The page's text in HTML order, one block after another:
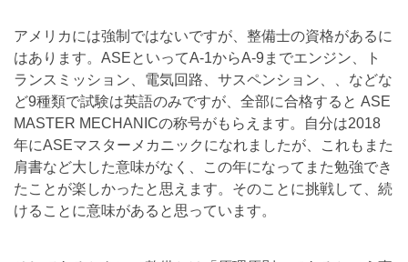
アメリカには強制ではないですが、 整備士の資格があるに
はあります。ASEといってA-1からA-9までエンジン、ト
ランスミッション、電気回路、 サスペンション、、などな
ど9種類で試験は英語のみですが、 全部に合格すると ASE
MASTER MECHANICの称号がもらえます。自分は2018
年にASEマスターメカニックになれましたが、
これもまた
肩書など大した意味がなく、
この年になってまた勉強でき
たことが楽しかったと思えます。 そのことに挑戦して、続
けることに意味があると思っています。